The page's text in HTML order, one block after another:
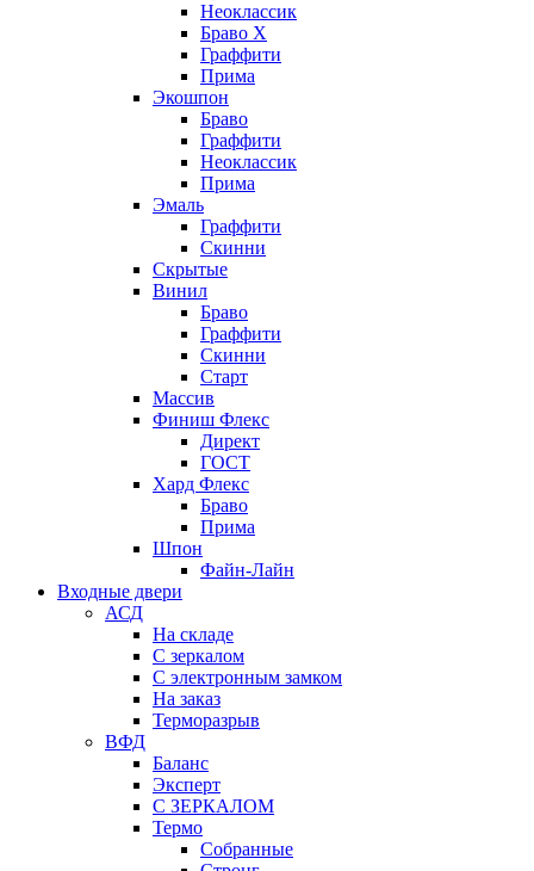
Неоклассик
Браво Х
Граффити
Прима
Экошпон
Браво
Граффити
Неоклассик
Прима
Эмаль
Граффити
Скинни
Скрытые
Винил
Браво
Граффити
Скинни
Старт
Массив
Финиш Флекс
Директ
ГОСТ
Хард Флекс
Браво
Прима
Шпон
Файн-Лайн
Входные двери
АСД
На складе
С зеркалом
С электронным замком
На заказ
Терморазрыв
ВФД
Баланс
Эксперт
С ЗЕРКАЛОМ
Термо
Собранные